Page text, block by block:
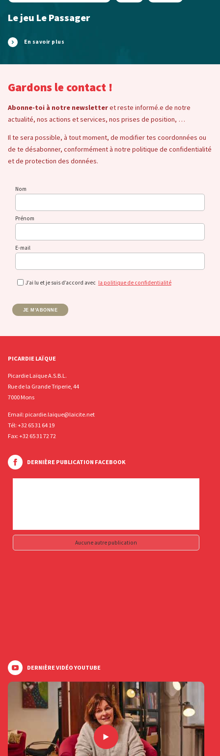
Le jeu Le Passager
En savoir plus
Gardons le contact !
Abonne-toi à notre newsletteret reste informé.e de notre
actualité, nos actions et services, nos prises de position, …
Il te sera possible, à tout moment, de modifier tes coordonnées ou
de te désabonner, conformément à notre politique de confidentialité
et de protection des données.
Nom
Prénom
E-mail
J’ai lu et je suis d’accord avec la politique de confidentialité
JE M'ABONNE
PICARDIE LAÏQUE
Picardie Laïque A.S.B.L.
Rue de la Grande Triperie, 44
7000 Mons
Email: picardie.laique@laicite.net
Tél: +32 65 31 64 19
Fax: +32 65 31 72 72
DERNIÈRE PUBLICATION FACEBOOK
Aucune autre publication
DERNIÈRE VIDÉO YOUTUBE